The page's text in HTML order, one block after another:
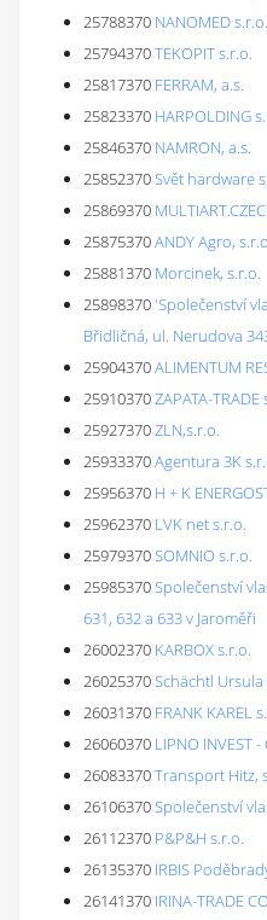
25788370 NANOMED s.r.o.
25794370TEKOPIT s.r.o.
25817370 FERRAM, a.s.
25823370 HARPOLDING
25846370 NAMRON, a.s.
25852370Svět hardware
25869370
25875370ANDY Agro,
25881370 Morcinek, s.r.o.
25898370'Společenství
Břidličná, ul. Nerudova
25904370ALIMENTUM
25910370ZAPATA-
25927370ZLN,s.r.o.
25933370Agentura 3K
25956370 H + K
25962370 LVK net s.r.o.
25979370SOMNIO s.r.o.
25985370Společenství
631, 632 a 633 v Jaroměři
26002370 KARBOX s.r.o.
26025370Schächtl Ursula
26031370 FRANK KAREL
26060370 LIPNO INVEST -
26083370Transport Hitz,
26106370Společenství
26112370 P&P&H s.r.o.
26135370 IRBIS
26141370 IRINA-TRADE